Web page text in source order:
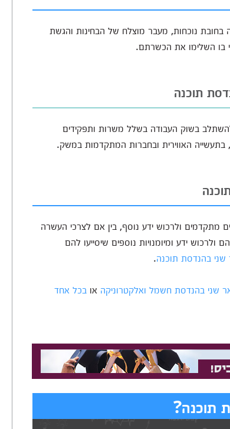
בחובת נוכחות, מעבר מוצלח של הבחינות והגשת
תוכנה
בשוק העבודה בשלל משרות ותפקידים
האווירית ובחברות המתקדמות במשק.
מתקדמים ולרכוש ידע נוסף, בין אם לצרכי העשרה
ידע ומיומנויות נוספים שיסייעו להם
שני בהנדסת תוכנה.
שני בהנדסת חשמל ואלקטרוניקה או בכל אחד
תוכנה?